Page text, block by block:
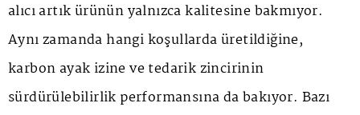
alıcı artık ürünün yalnızca kalitesine bakmıyor.
Aynı zamanda hangi koşullarda üretildiğine,
karbon ayak izine ve tedarik zincirinin
sürdürülebilirlik performansına da bakıyor. Bazı